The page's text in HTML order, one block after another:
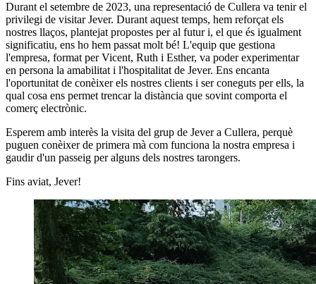
Durant el setembre de 2023, una representació de Cullera va tenir el
privilegi de visitar Jever. Durant aquest temps, hem reforçat els
nostres llaços, plantejat propostes per al futur i, el que és igualment
significatiu, ens ho hem passat molt bé! L'equip que gestiona
l'empresa, format per Vicent, Ruth i Esther, va poder experimentar
en persona la amabilitat i l'hospitalitat de Jever. Ens encanta
l'oportunitat de conèixer els nostres clients i ser coneguts per ells, la
qual cosa ens permet trencar la distància que sovint comporta el
comerç electrònic.
Esperem amb interès la visita del grup de Jever a Cullera, perquè
puguen conèixer de primera mà com funciona la nostra empresa i
gaudir d'un passeig per alguns dels nostres tarongers.
Fins aviat, Jever!